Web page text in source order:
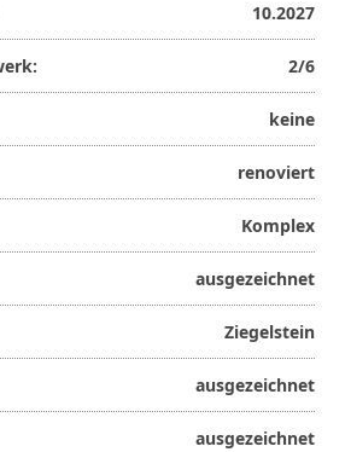
10.2027
2/6
keine
renoviert
Komplex
ausgezeichnet
Ziegelstein
ausgezeichnet
ausgezeichnet